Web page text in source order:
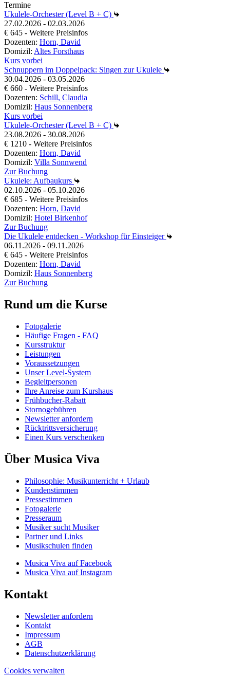
Termine
Ukulele-Orchester (Level B + C)
27.02.2026 - 02.03.2026
€ 645 - Weitere Preisinfos
Dozenten: Horn, David
Domizil: Altes Forsthaus
Kurs vorbei
Schnuppern im Doppelpack: Singen zur Ukulele
30.04.2026 - 03.05.2026
€ 660 - Weitere Preisinfos
Dozenten: Schill, Claudia
Domizil: Haus Sonnenberg
Kurs vorbei
Ukulele-Orchester (Level B + C)
23.08.2026 - 30.08.2026
€ 1210 - Weitere Preisinfos
Dozenten: Horn, David
Domizil: Villa Sonnwend
Zur Buchung
Ukulele: Aufbaukurs
02.10.2026 - 05.10.2026
€ 685 - Weitere Preisinfos
Dozenten: Horn, David
Domizil: Hotel Birkenhof
Zur Buchung
Die Ukulele entdecken - Workshop für Einsteiger
06.11.2026 - 09.11.2026
€ 645 - Weitere Preisinfos
Dozenten: Horn, David
Domizil: Haus Sonnenberg
Zur Buchung
Rund um die Kurse
Fotogalerie
Häufige Fragen - FAQ
Kursstruktur
Leistungen
Voraussetzungen
Unser Level-System
Begleitpersonen
Ihre Anreise zum Kurshaus
Frühbucher-Rabatt
Stornogebühren
Newsletter anfordern
Rücktrittsversicherung
Einen Kurs verschenken
Über Musica Viva
Philosophie: Musikunterricht + Urlaub
Kundenstimmen
Pressestimmen
Fotogalerie
Presseraum
Musiker sucht Musiker
Partner und Links
Musikschulen finden
Musica Viva auf Facebook
Musica Viva auf Instagram
Kontakt
Newsletter anfordern
Kontakt
Impressum
AGB
Datenschutzerklärung
Cookies verwalten